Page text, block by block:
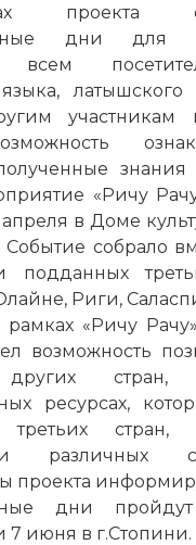
проекта
дни для
всем
латышского
участникам
знания
«Ричу
в Доме
Событие собрало
Риги,
«Ричу
возможность
других
ресурсах,
третьих стран,
различных
проекта
дни
7 июня в г.Стопини.